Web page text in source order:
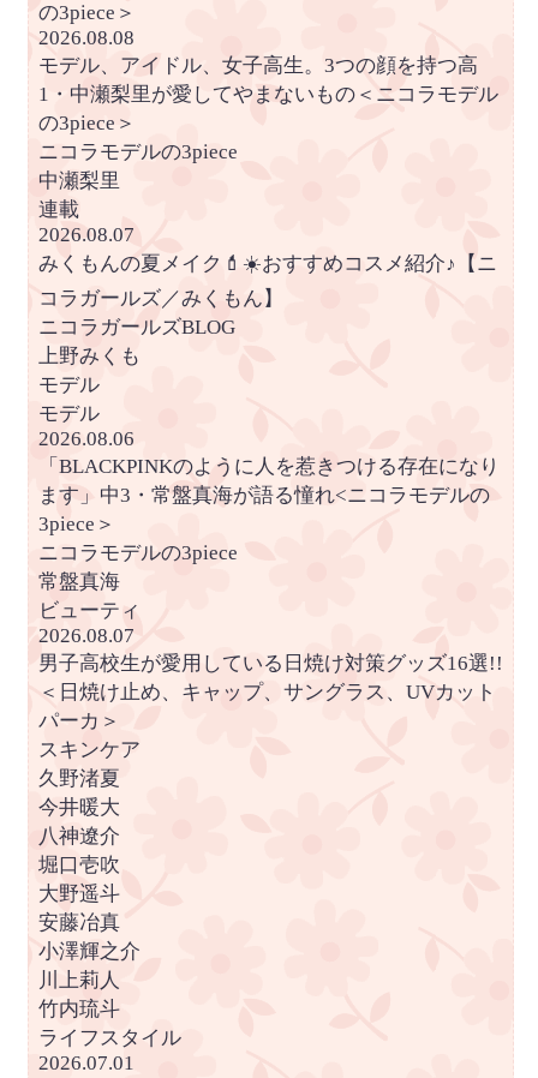
の3piece＞
2026.08.08
モデル、アイドル、女子高生。3つの顔を持つ高
1・中瀬梨里が愛してやまないもの＜ニコラモデル
の3piece＞
ニコラモデルの3piece
中瀬梨里
連載
2026.08.07
みくもんの夏メイク💄☀️おすすめコスメ紹介♪【ニ
コラガールズ／みくもん】
ニコラガールズBLOG
上野みくも
モデル
モデル
2026.08.06
「BLACKPINKのように人を惹きつける存在になり
ます」中3・常盤真海が語る憧れ<ニコラモデルの
3piece＞
ニコラモデルの3piece
常盤真海
ビューティ
2026.08.07
男子高校生が愛用している日焼け対策グッズ16選!!
＜日焼け止め、キャップ、サングラス、UVカット
パーカ＞
スキンケア
久野渚夏
今井暖大
八神遼介
堀口壱吹
大野遥斗
安藤冶真
小澤輝之介
川上莉人
竹内琉斗
ライフスタイル
2026.07.01